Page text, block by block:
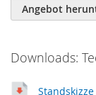
Angebot
Downloads: